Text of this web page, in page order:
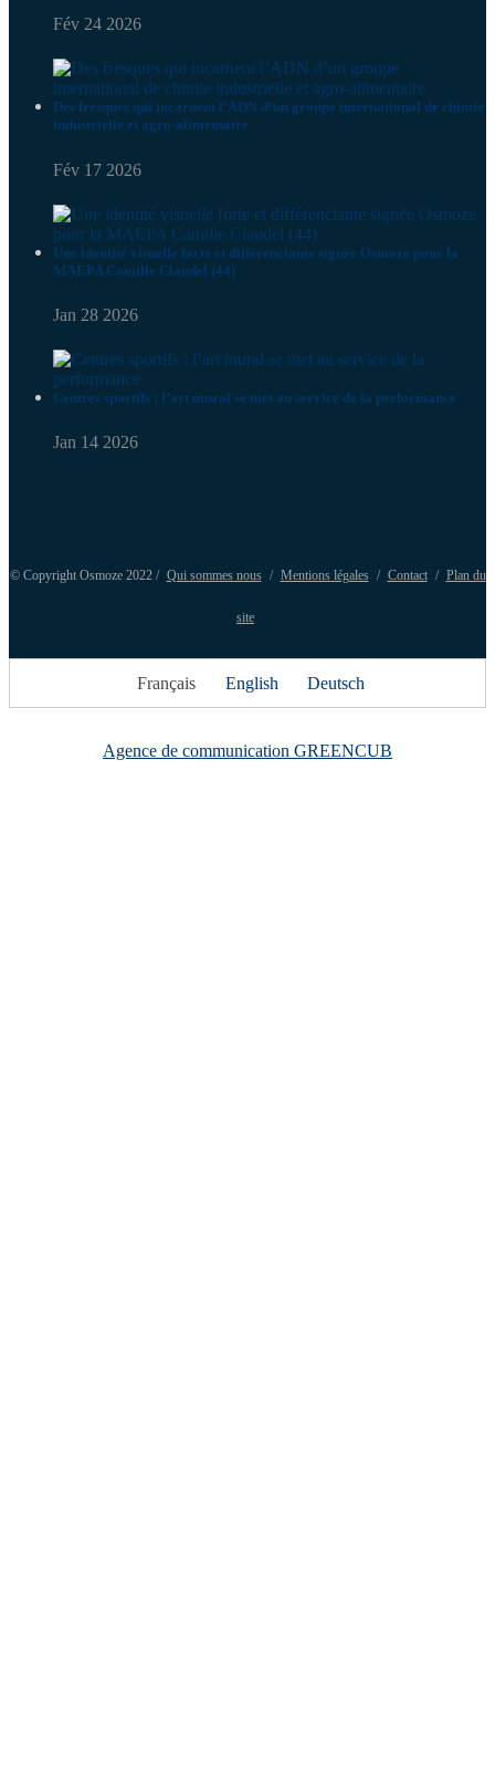
Fév 24 2026
Des fresques qui incarnent l’ADN d’un groupe international de chimie
industrielle et agro-alimentaire
Fév 17 2026
Une identité visuelle forte et différenciante signée Osmoze pour la
MAEPA Camille Claudel (44)
Jan 28 2026
Centres sportifs : l’art mural se met au service de la performance
Jan 14 2026
© Copyright Osmoze 2022 / Qui sommes nous / Mentions légales / Contact / Plan du
site
Français English Deutsch
Agence de communication GREENCUB